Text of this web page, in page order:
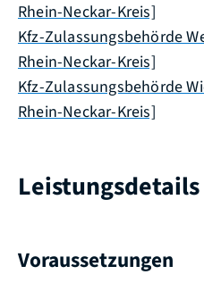
Rhein-Neckar-Kreis]
Kfz-Zulassungsbehörde
Rhein-Neckar-Kreis]
Kfz-Zulassungsbehörde
Rhein-Neckar-Kreis]
Leistungsdetails
Voraussetzungen